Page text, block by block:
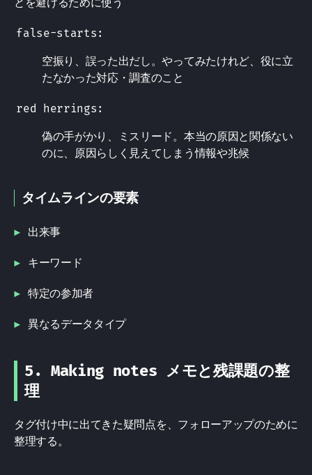
false-starts:
空振り、誤った出だし。やってみたけれど、役に立
たなかった対応・調査のこと
red herrings:
偽の手がかり、ミスリード。本当の原因と関係ない
のに、原因らしく見えてしまう情報や兆候
タイムラインの要素
出来事
キーワード
特定の参加者
異なるデータタイプ
5. Making notes メモと残課題の整
理
タグ付け中に出てきた疑問点を、フォローアップのために
整理する。